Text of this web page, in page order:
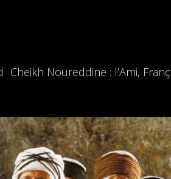
Noureddine : l’Ami,